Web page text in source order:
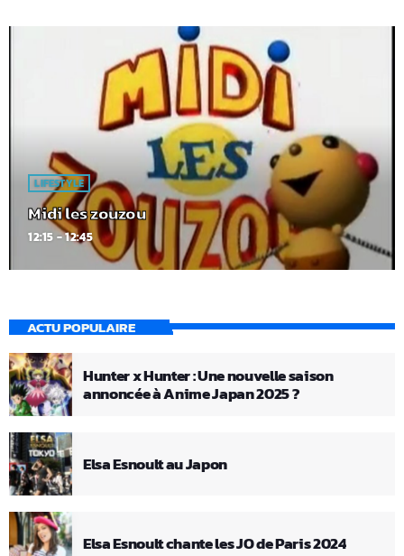
LIFESTYLE
Midi les zouzou
12:15 - 12:45
ACTU POPULAIRE
Hunter x Hunter : Une nouvelle saison
annoncée à Anime Japan 2025 ?
Elsa Esnoult au Japon
Elsa Esnoult chante les JO de Paris 2024